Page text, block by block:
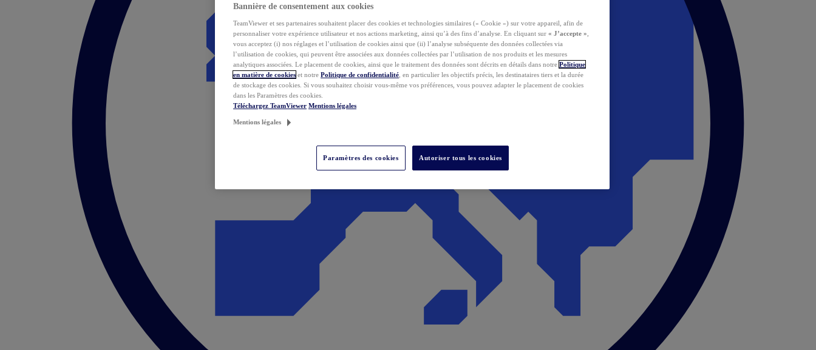
Bannière de consentement aux cookies
TeamViewer et ses partenaires souhaitent placer des cookies et technologies similaires (« Cookie ») sur votre appareil, afin de
personnaliser votre expérience utilisateur et nos actions marketing, ainsi qu’à des fins d’analyse. En cliquant sur « J’accepte »
vous acceptez (i) nos réglages et l’utilisation de cookies ainsi que (ii) l’analyse subséquente des données collectées via
l’utilisation de cookies, qui peuvent être associées aux données collectées par l’utilisation de nos produits et les mesures
analytiques associées. Le placement de cookies, ainsi que le traitement des données sont décrits en détails dans notre Politique
en matière de cookies et notre Politique de confidentialité , en particulier les objectifs précis, les destinataires tiers et la durée
de stockage des cookies. Si vous souhaitez choisir vous-même vos préférences, vous pouvez adapter le placement de cookies
dans les Paramètres des cookies.
Téléchargez TeamViewer Mentions légales
Mentions légales
Paramètres des cookies Autoriser tous les cookies